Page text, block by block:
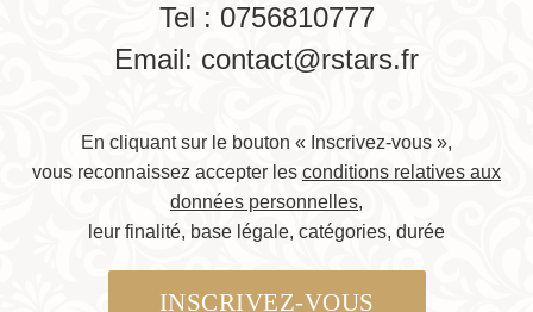
Tel : 0756810777
Email: contact@rstars.fr
En cliquant sur le bouton « Inscrivez-vous »,
vous reconnaissez accepter les conditions relatives aux
données personnelles,
leur finalité, base légale, catégories, durée
INSCRIVEZ-VOUS